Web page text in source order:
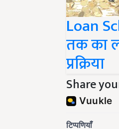
Loan
तक का
प्रक्रिया
Share